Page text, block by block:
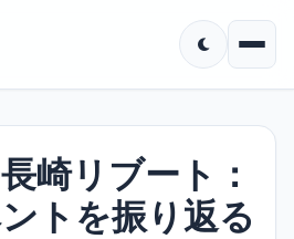
崎リブート：
トを振り返る